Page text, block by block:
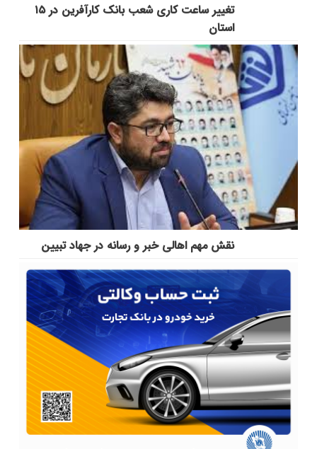
تغییر ساعت کاری شعب بانک کارآفرین در ۱۵
استان
نقش مهم اهالی خبر و رسانه در جهاد تبیین